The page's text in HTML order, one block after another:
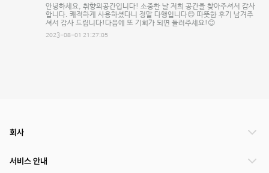
안녕하세요, 취향의공간입니다! 소중한 날 저희 공간을 찾아주셔서 감사
합니다. 쾌적하게 사용하셨다니 정말 다행입니다😊 따뜻한 후기 남겨주
셔서 감사 드립니다!다음에 또 기회가 되면 들러주세요!😊
2023-08-01 21:27:05
회사
서비스 안내